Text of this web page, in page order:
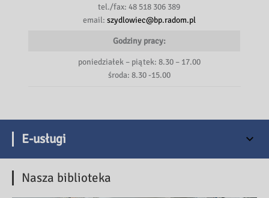
tel./fax: 48 518 306 389
email: szydlowiec@bp.radom.pl
Godziny pracy:
poniedziałek – piątek: 8.30 – 17.00
środa: 8.30 -15.00
E-usługi
Nasza biblioteka